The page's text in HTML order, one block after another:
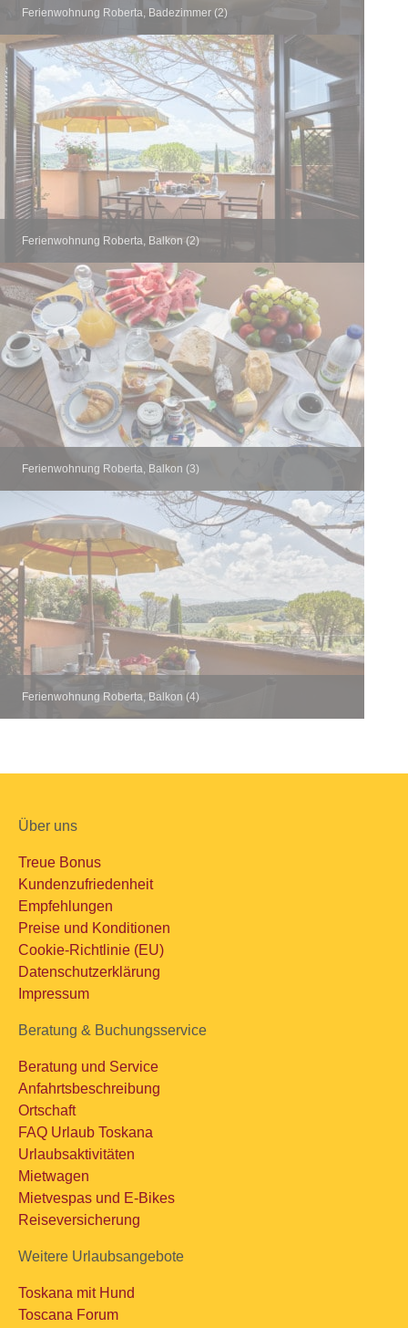
Ferienwohnung Roberta, Badezimmer (2)
Ferienwohnung Roberta, Balkon (2)
Ferienwohnung Roberta, Balkon (3)
Ferienwohnung Roberta, Balkon (4)
Über uns
Treue Bonus
Kundenzufriedenheit
Empfehlungen
Preise und Konditionen
Cookie-Richtlinie (EU)
Datenschutzerklärung
Impressum
Beratung & Buchungsservice
Beratung und Service
Anfahrtsbeschreibung
Ortschaft
FAQ Urlaub Toskana
Urlaubsaktivitäten
Mietwagen
Mietvespas und E-Bikes
Reiseversicherung
Weitere Urlaubsangebote
Toskana mit Hund
Toscana Forum